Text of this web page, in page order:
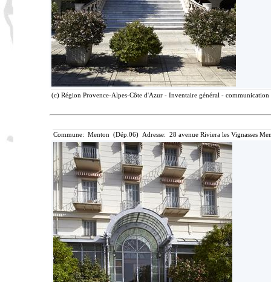
(c) Région Provence-Alpes-Côte d'Azur - Inventaire général -
Commune: Menton (Dép.06) Adresse: 28 avenue Riviera les Vignasses